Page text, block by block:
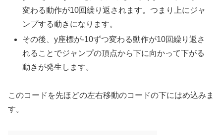
変わる動作が10回繰り返されます。つまり上にジャ
ンプする動きになります。
その後、y座標が-10ずつ変わる動作が10回繰り返さ
れることでジャンプの頂点から下に向かって下がる
動きが発生します。
このコードを先ほどの左右移動のコードの下にはめ込みま
す。